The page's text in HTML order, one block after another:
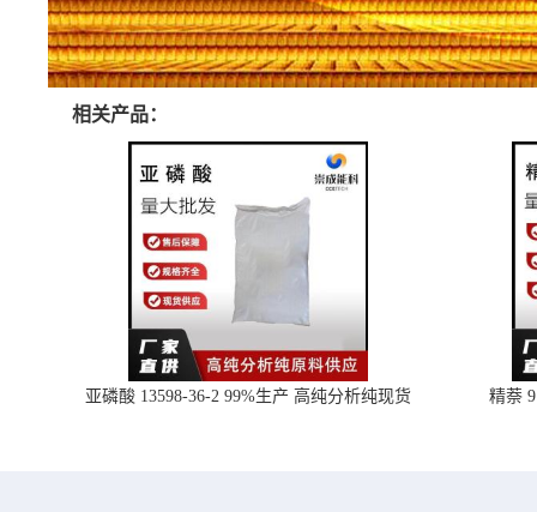
相关产品：
亚磷酸 13598-36-2 99%生产 高纯分析纯现货 精萘